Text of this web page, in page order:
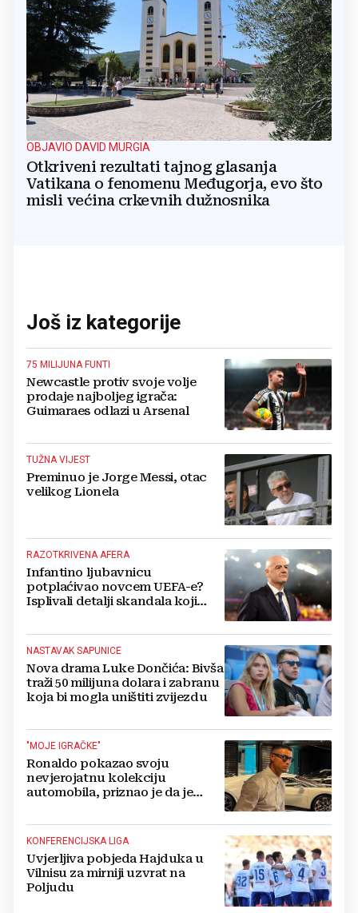
OBJAVIO DAVID MURGIA
Otkriveni rezultati tajnog glasanja
Vatikana o fenomenu Međugorja, evo što
misli većina crkevnih dužnosnika
Još iz kategorije
75 MILIJUNA FUNTI
Newcastle protiv svoje volje
prodaje najboljeg igrača:
Guimaraes odlazi u Arsenal
TUŽNA VIJEST
Preminuo je Jorge Messi, otac
velikog Lionela
RAZOTKRIVENA AFERA
Infantino ljubavnicu
potplaćivao novcem UEFA-e?
Isplivali detalji skandala koji
NASTAVAK SAPUNICE
Nova drama Luke Dončića: Bivša
traži 50 milijuna dolara i zabranu
koja bi mogla uništiti zvijezdu
"MOJE IGRAČKE"
Ronaldo pokazao svoju
nevjerojatnu kolekciju
automobila, priznao je da je
KONFERENCIJSKA LIGA
Uvjerljiva pobjeda Hajduka u
Vilnisu za mirniji uzvrat na
Poljudu